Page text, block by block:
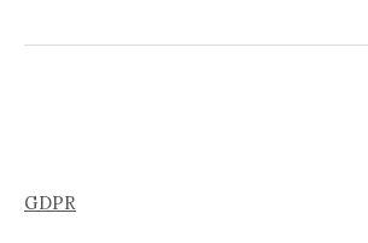
GDPR